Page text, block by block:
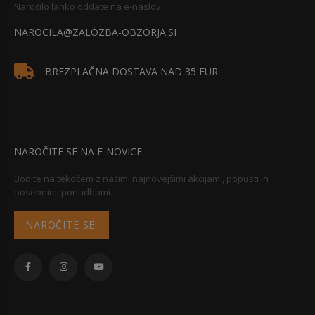
Naročilo lahko oddate na e-naslov:
NAROCILA@ZALOZBA-OBZORJA.SI
BREZPLAČNA DOSTAVA NAD 35 EUR
NAROČITE SE NA E-NOVICE
Bodite na tekočem z našimi najnovejšimi akcijami, popusti in
posebnimi ponudbami.
NAROČITE SE!